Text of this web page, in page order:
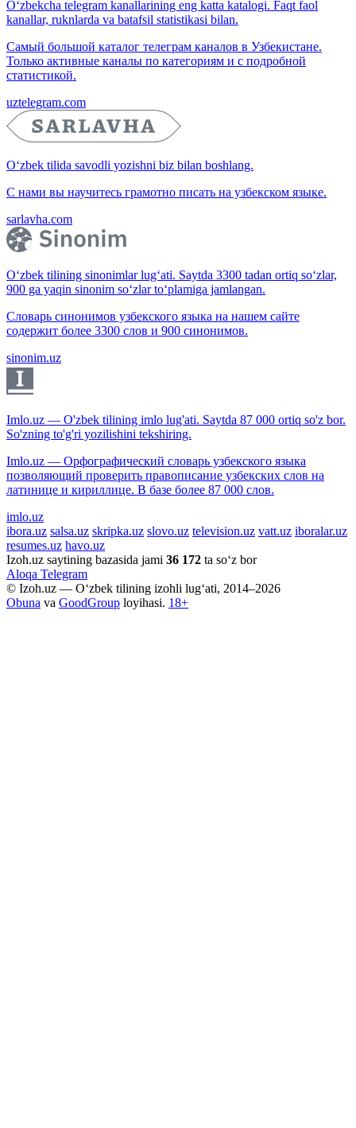
O‘zbekcha telegram kanallarining eng katta katalogi. Faqt faol
kanallar, ruknlarda va batafsil statistikasi bilan.
Самый большой каталог телеграм каналов в Узбекистане.
Только активные каналы по категориям и с подробной
статистикой.
uztelegram.com
O‘zbek tilida savodli yozishni biz bilan boshlang.
С нами вы научитесь грамотно писать на узбекском языке.
sarlavha.com
O‘zbek tilining sinonimlar lug‘ati. Saytda 3300 tadan ortiq so‘zlar,
900 ga yaqin sinonim so‘zlar to‘plamiga jamlangan.
Словарь синонимов узбекского языка на нашем сайте
содержит более 3300 слов и 900 синонимов.
sinonim.uz
Imlo.uz — O'zbek tilining imlo lug'ati. Saytda 87 000 ortiq so'z bor.
So'zning to'g'ri yozilishini tekshiring.
Imlo.uz — Орфографический словарь узбекского языка
позволяющий проверить правописание узбекских слов на
латинице и кириллице. В базе более 87 000 слов.
imlo.uz
ibora.uz salsa.uz skripka.uz slovo.uz television.uz vatt.uz iboralar.uz
resumes.uz havo.uz
Izoh.uz saytining bazasida jami 36 172 ta so‘z bor
Aloqa Telegram
© Izoh.uz — O‘zbek tilining izohli lug‘ati, 2014–2026
Obuna va GoodGroup loyihasi. 18+